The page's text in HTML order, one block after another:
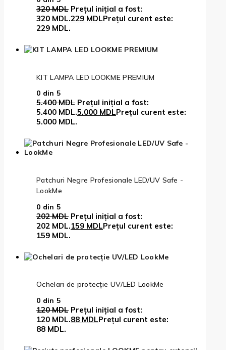
320MDL Prețul inițial a fost:
320 MDL.229 MDLPrețul curent este:
229 MDL.
KIT LAMPA LED LOOKME PREMIUM
0 din 5
5.400MDL Prețul inițial a fost:
5.400 MDL.5.000 MDLPrețul curent este:
5.000 MDL.
Patchuri Negre Profesionale LED/UV Safe -
LookMe
0 din 5
202MDL Prețul inițial a fost:
202 MDL.159 MDLPrețul curent este:
159 MDL.
Ochelari de protecție UV/LED LookMe
0 din 5
120MDL Prețul inițial a fost:
120 MDL.88 MDLPrețul curent este:
88 MDL.